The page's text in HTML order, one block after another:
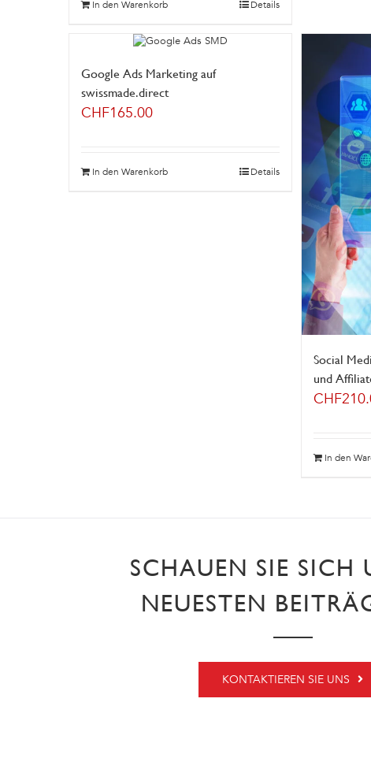
In den Warenkorb Details
Google Ads Marketing auf
swissmade.direct
CHF165.00
In den Warenkorb Details
Social
und
CHF
In den
SCHAUEN SIE SICH
NEUESTEN
KONTAKTIEREN SIE UNS